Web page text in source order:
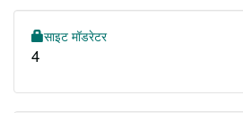
साइट मॉडरेटर
4